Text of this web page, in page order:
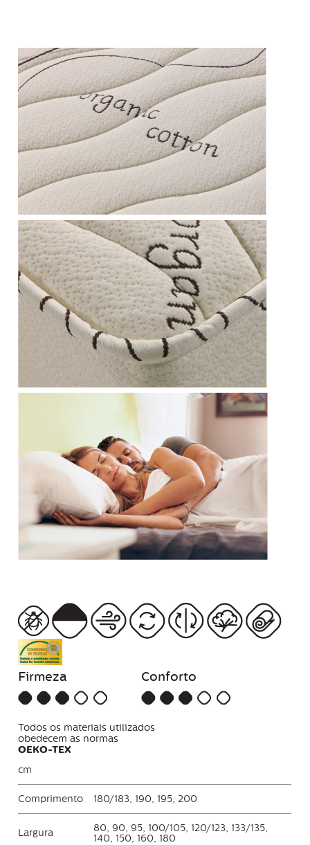
Firmeza Conforto
Todos os materiais utilizados
obedecem as normas
OEKO-TEX
cm
Comprimento 180/183, 190, 195, 200
Largura
80, 90, 95, 100/105, 120/123, 133/135,
140, 150, 160, 180